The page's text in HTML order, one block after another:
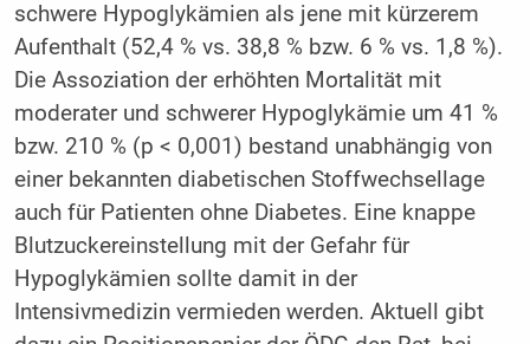
schwere Hypoglykämien als jene mit kürzerem
Aufenthalt (52,4 % vs. 38,8 % bzw. 6 % vs. 1,8 %).
Die Assoziation der erhöhten Mortalität mit
moderater und schwerer Hypoglykämie um 41 %
bzw. 210 % (p < 0,001) bestand unabhängig von
einer bekannten diabetischen Stoffwechsellage
auch für Patienten ohne Diabetes. Eine knappe
Blutzuckereinstellung mit der Gefahr für
Hypoglykämien sollte damit in der
Intensivmedizin vermieden werden. Aktuell gibt